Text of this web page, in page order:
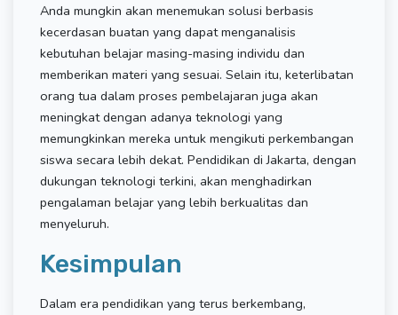
Anda mungkin akan menemukan solusi berbasis
kecerdasan buatan yang dapat menganalisis
kebutuhan belajar masing-masing individu dan
memberikan materi yang sesuai. Selain itu, keterlibatan
orang tua dalam proses pembelajaran juga akan
meningkat dengan adanya teknologi yang
memungkinkan mereka untuk mengikuti perkembangan
siswa secara lebih dekat. Pendidikan di Jakarta, dengan
dukungan teknologi terkini, akan menghadirkan
pengalaman belajar yang lebih berkualitas dan
menyeluruh.
Kesimpulan
Dalam era pendidikan yang terus berkembang,